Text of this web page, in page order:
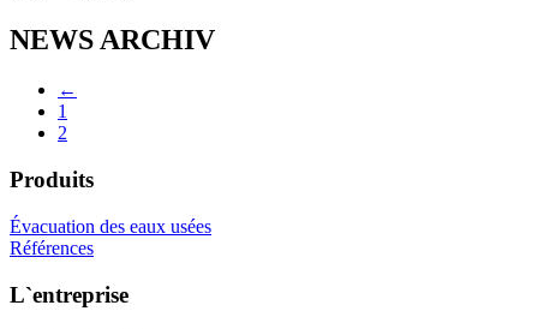
NEWS ARCHIV
←
1
2
Produits
Évacuation des eaux usées
Références
L`entreprise